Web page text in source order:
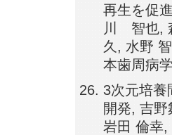
再生を促
川 智也,
久, 水野
本歯周病
3次元培養
開発, 吉
岩田 倫幸,